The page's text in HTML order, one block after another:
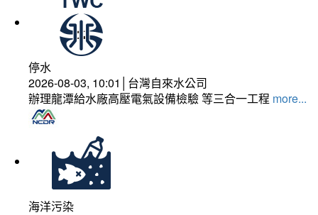
停水
2026-08-03, 10:01│台灣自來水公司
辦理龍潭給水廠高壓電氣設備檢驗 等三合一工程 more...
海洋污染